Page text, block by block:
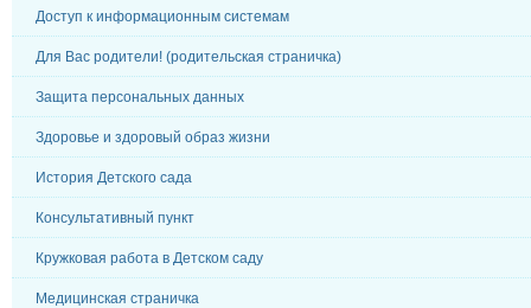
Доступ к информационным системам
Для Вас родители! (родительская страничка)
Защита персональных данных
Здоровье и здоровый образ жизни
История Детского сада
Консультативный пункт
Кружковая работа в Детском саду
Медицинская страничка